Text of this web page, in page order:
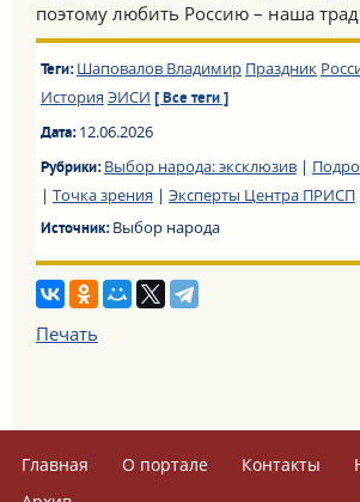
поэтому любить Россию – наша
Теги: Шаповалов Владимир Праздник
История ЭИСИ [ Все теги ]
Дата:12.06.2026
Рубрики:Выбор народа: эксклюзив|
| Точка зрения | Эксперты Центра ПРИСП
Источник:Выбор народа
Печать
Главная О портале Контакты